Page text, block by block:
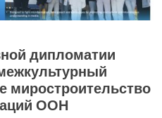
дипломатии
миростроительство
ООН